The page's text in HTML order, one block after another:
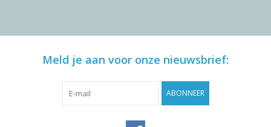
Meld je aan voor onze nieuwsbrief:
ABONNEER